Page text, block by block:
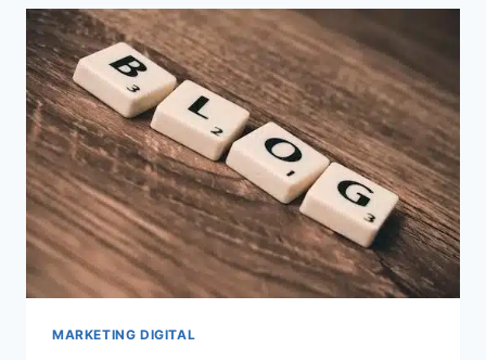
MAXIMIZAR
SEUS
GANHOS
COMO
AFILIADO
DIGITAL:
AUMENTE
SUA
RENDA
AGORA!
MARKETING DIGITAL